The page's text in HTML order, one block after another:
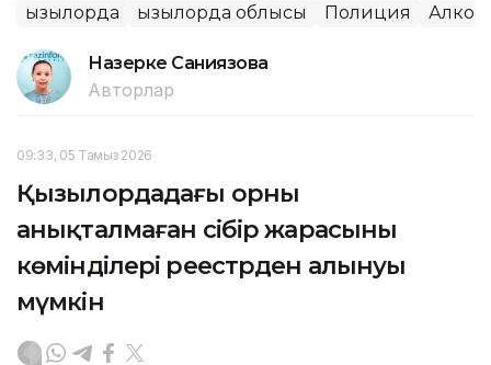
Қызылорда Қызылорда облысы Полиция
Назерке Саниязова
Авторлар
09:33, 05 Тамыз 2026
Қызылордадағы орны
анықталмаған сібір жарасының
көмінділері реестрден алынуы
мүмкін